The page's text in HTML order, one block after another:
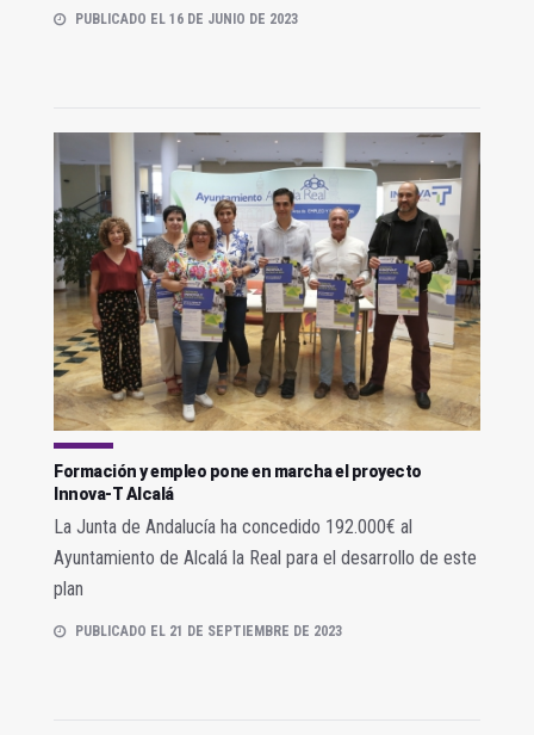
PUBLICADO EL 16 DE JUNIO DE 2023
Formación y empleo pone en marcha el proyecto
Innova-T Alcalá
La Junta de Andalucía ha concedido 192.000€ al
Ayuntamiento de Alcalá la Real para el desarrollo de este
plan
PUBLICADO EL 21 DE SEPTIEMBRE DE 2023